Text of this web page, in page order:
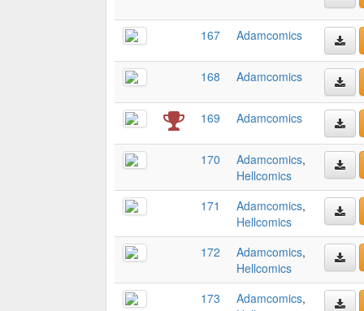
167 Adamcomics
168 Adamcomics
169 Adamcomics
170 Adamcomics,
Hellcomics
171
Adamcomics,
Hellcomics
172
Adamcomics,
Hellcomics
173
Adamcomics,